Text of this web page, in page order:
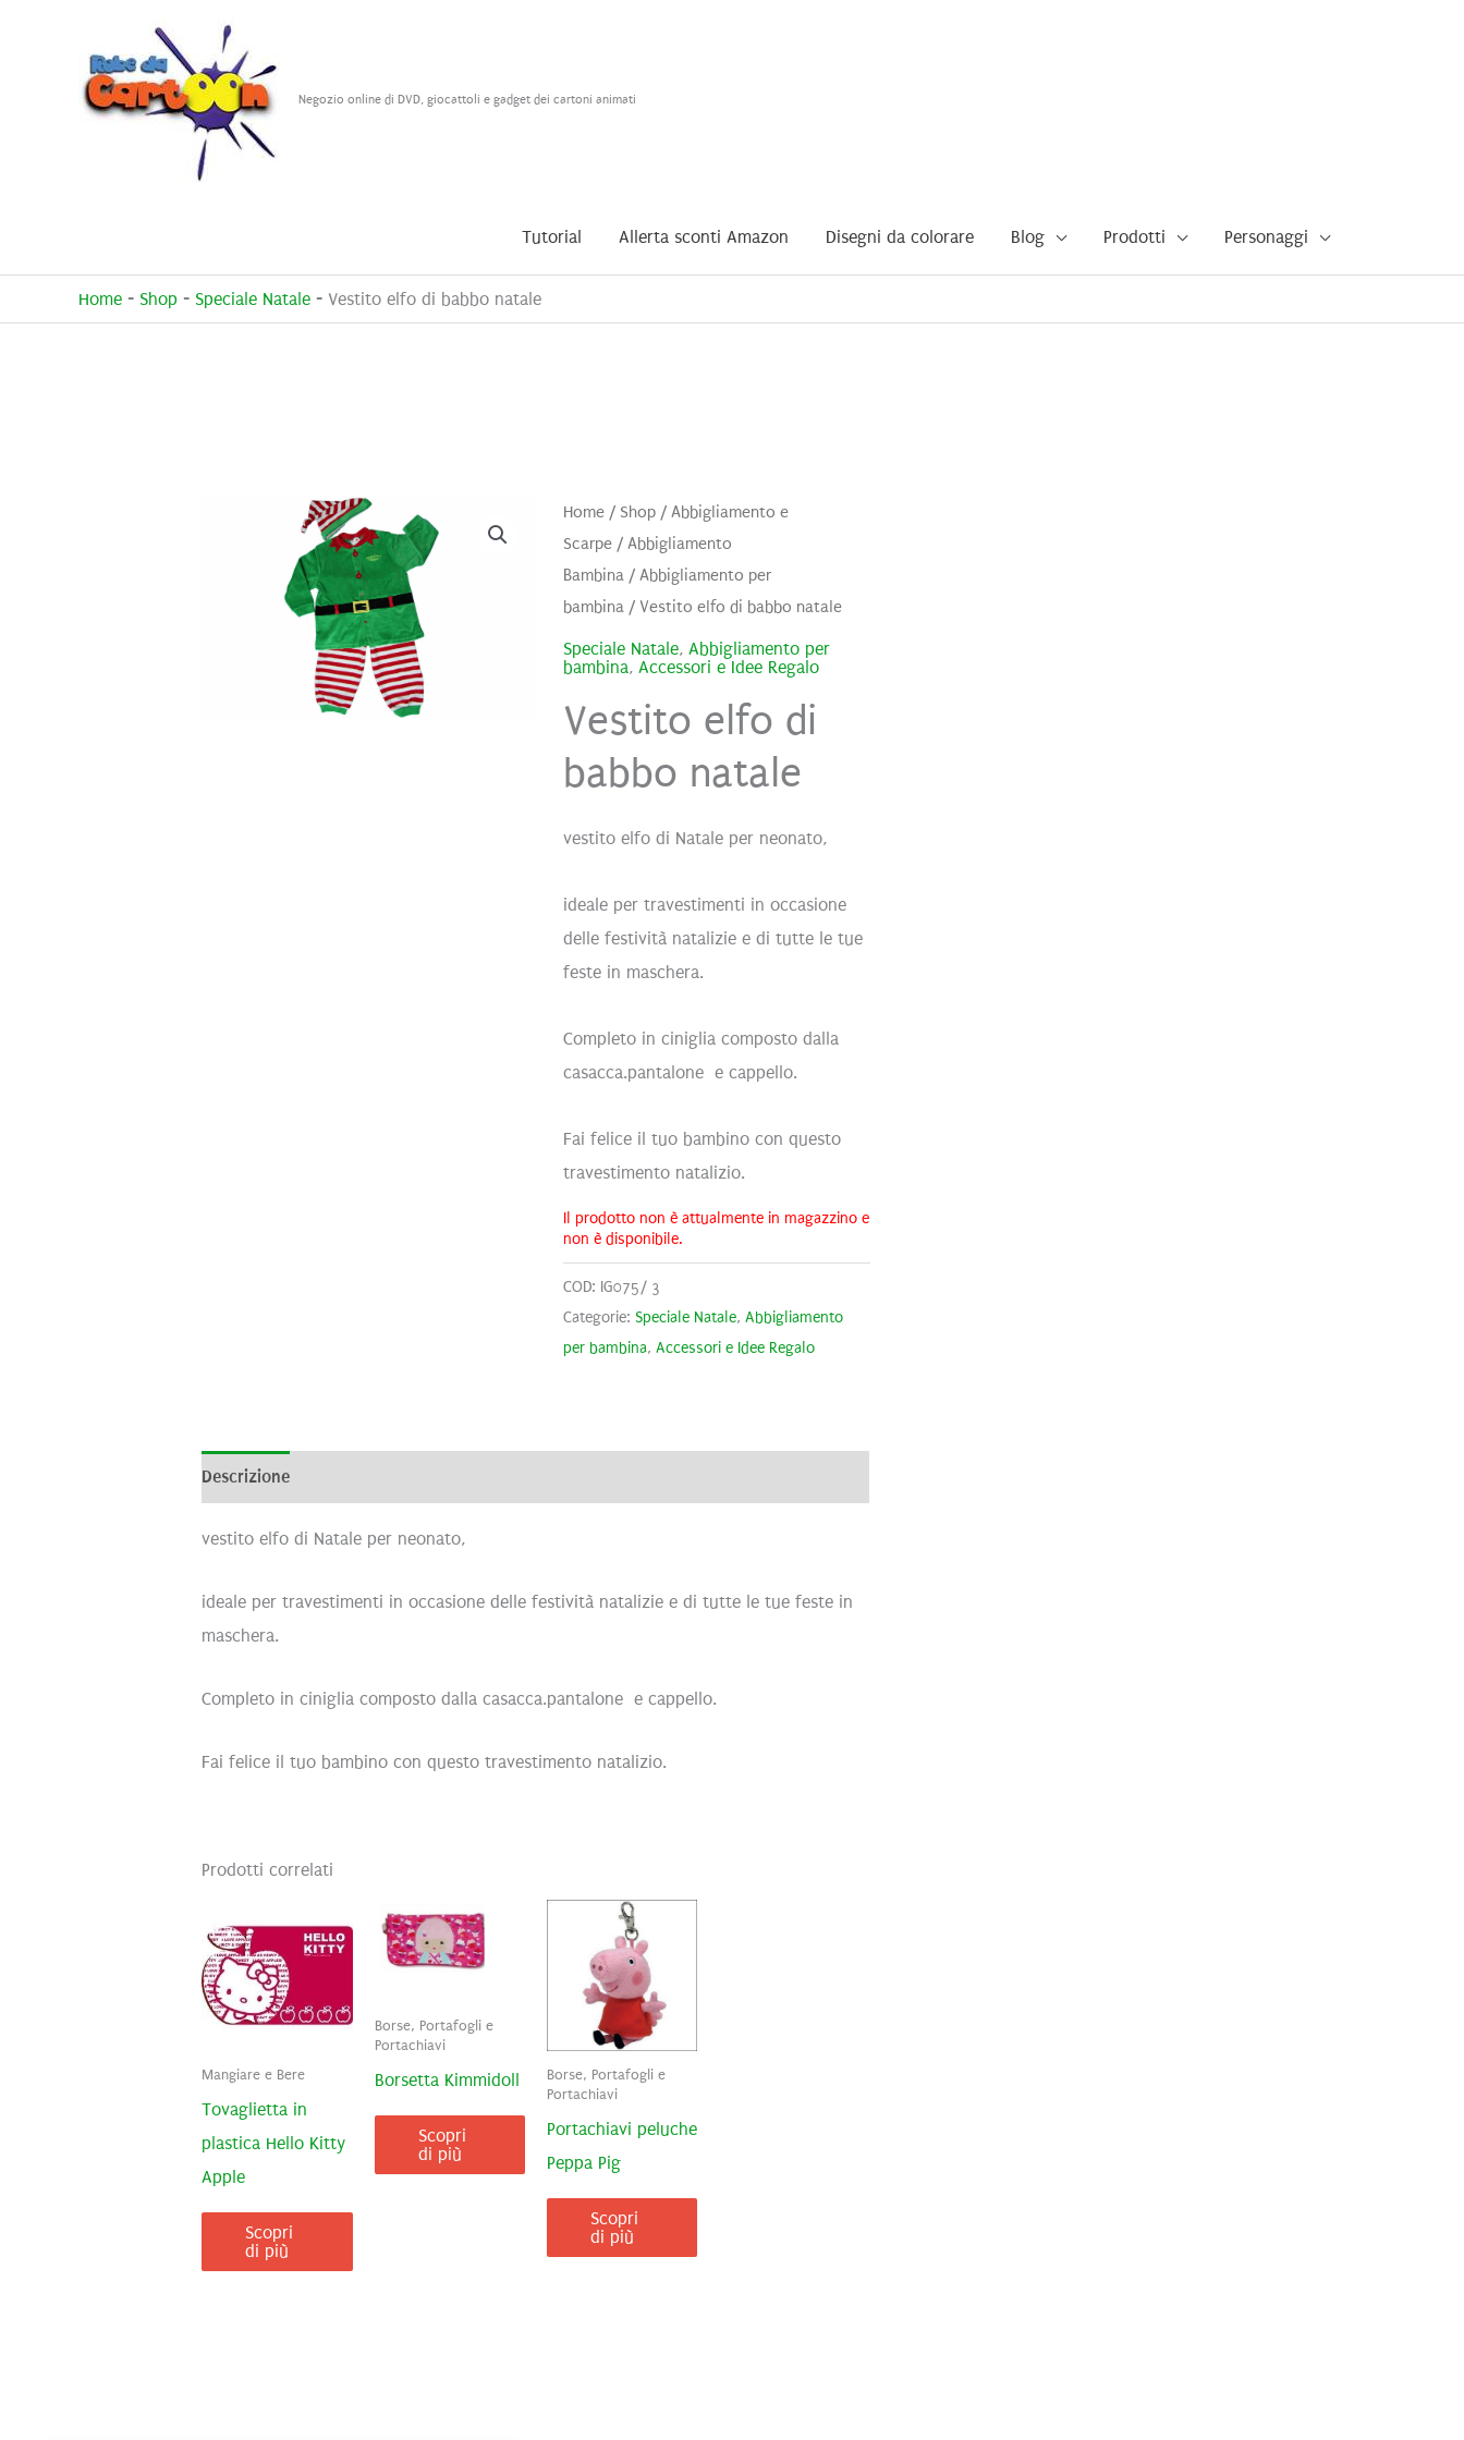
Negozio online di DVD, giocattoli e gadget dei cartoni animati
Tutorial Allerta sconti Amazon Disegni da colorare Blog Prodotti Personaggi
Home - Shop - Speciale Natale - Vestito elfo di babbo natale
Home/ Shop/ Abbigliamento e
Scarpe/ Abbigliamento
Bambina/ Abbigliamento per
bambina/ Vestito elfo di babbo natale
Speciale Natale, Abbigliamento per
bambina, Accessori e Idee Regalo
Vestito elfo di
babbo natale
vestito elfo di Natale per neonato,
ideale per travestimenti in occasione
delle festività natalizie e di tutte le tue
feste in maschera.
Completo in ciniglia composto dalla
casacca.pantalone e cappello.
Fai felice il tuo bambino con questo
travestimento natalizio.
Il prodotto non è attualmente in magazzino e
non è disponibile.
COD: IG075/ 3
Categorie: Speciale Natale, Abbigliamento
per bambina, Accessori e Idee Regalo
Descrizione
vestito elfo di Natale per neonato,
ideale per travestimenti in occasione delle festività natalizie e di tutte le tue feste in
maschera.
Completo in ciniglia composto dalla casacca.pantalone e cappello.
Fai felice il tuo bambino con questo travestimento natalizio.
Prodotti correlati
Mangiare e Bere
Tovaglietta in
plastica Hello Kitty
Apple
Scopri
di più
Borse, Portafogli e
Portachiavi
Borsetta Kimmidoll
Scopri
di più
Borse, Portafogli e
Portachiavi
Portachiavi peluche
Peppa Pig
Scopri
di più